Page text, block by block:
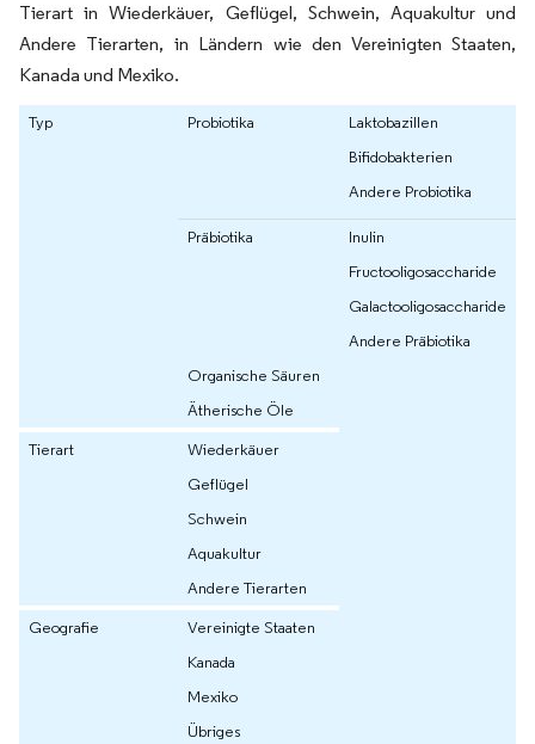
Tierart in Wiederkäuer, Geflügel, Schwein, Aquakultur und
Andere Tierarten, in Ländern wie den Vereinigten Staaten,
Kanada und Mexiko.
Typ Probiotika
Laktobazillen
Bifidobakterien
Andere Probiotika
Präbiotika
Inulin
Fructooligosaccharide
Galactooligosaccharide
Andere Präbiotika
Organische Säuren
Ätherische Öle
Tierart
Wiederkäuer
Geflügel
Schwein
Aquakultur
Andere Tierarten
Geografie
Vereinigte Staaten
Kanada
Mexiko
Übriges